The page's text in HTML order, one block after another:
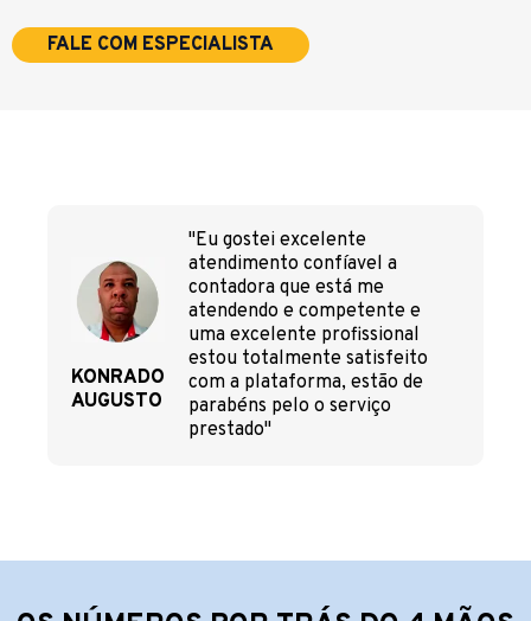
FALE COM ESPECIALISTA
KONRADO
AUGUSTO
"Eu gostei excelente
atendimento confíavel a
contadora que está me
atendendo e competente e
uma excelente profissional
estou totalmente satisfeito
com a plataforma, estão de
parabéns pelo o serviço
prestado"